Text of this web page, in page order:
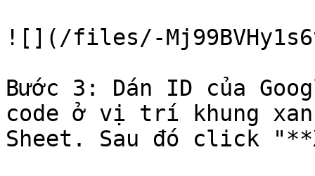
![](/files/-
Bước 3: Dán ID của
code ở vị trí khung
Sheet. Sau đó click